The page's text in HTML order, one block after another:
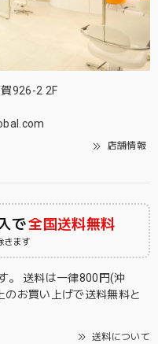
926-2 2F
店舗情報
で全国送料無料
きます
。 送料は一律800円(沖
お買い上げで送料無料と
送料について